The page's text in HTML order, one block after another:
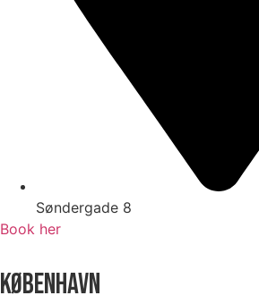
Søndergade 8
Book her
KØBENHAVN